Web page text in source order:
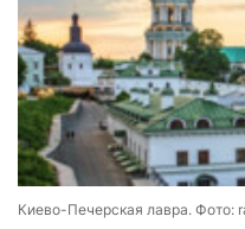
Киево-Печерская лавра. Фото: